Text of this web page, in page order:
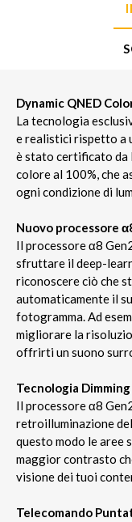
Dynamic QNED
La tecnologia
e realistici rispetto a
è stato certificato da
colore al 100%, che
ogni condizione di
Nuovo processore
Il processore α8
sfruttare il deep-
riconoscere ciò che
automaticamente il
fotogramma. Ad
migliorare la
offrirti un suono
Tecnologia
Il processore α8
retroilluminazione
questo modo le aree
maggior contrasto
visione dei tuoi
Telecomando